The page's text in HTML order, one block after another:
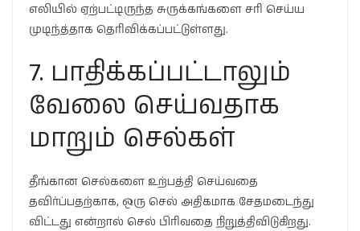
எலியில் ஏற்பட்டிருந்த சுருக்கங்களை சரி செய்ய
முடிந்த்தாக தெரிவிக்கப்பட்டுள்ளது.
7. பாதிக்கப்பட்டாலும்
வேலை செய்வதாக
மாறும் செல்கள்
தீங்கான செல்களை உற்பத்தி செய்வதை
தவிர்ப்பதற்காக, ஒரு செல் அதிகமாக சேதமடைந்து
விட்டது என்றால் செல் பிரிவதை நிறுத்திவிடுகிறது.